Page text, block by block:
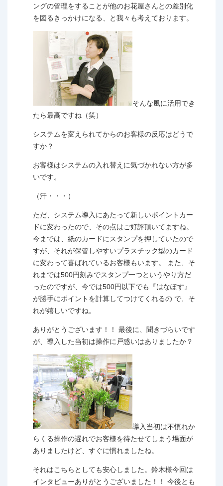
ングの管理をすることが他のお花屋さんとの差別化
を図るきっかけになる、と我々も考えております。
そんな風に活用でき
たら最高ですね（笑）
システムを変えられてからのお客様の反応はどうで
すか？
お客様はシステムの入れ替えに気づかれない方が多
いです。
（汗・・・）
ただ、システム導入にあたって新しいポイントカー
ドに変わったので、その点はご好評頂いてますね。
今までは、紙のカードにスタンプを押していたので
すが、それが保管しやすいプラスチック型のカード
に変わって喜ばれているお客様もいます。 また、そ
れまでは500円刻みでスタンプ一つというやり方だ
ったのですが、今では500円以下でも『はなぽす』
が勝手にポイントを計算してつけてくれるの で、そ
れが嬉しいですね。
ありがとうございます！！ 最後に、聞きづらいです
が、導入した当初は操作に戸惑いはありましたか？
導入当初は不慣れか
らくる操作の遅れでお客様を待たせてしまう場面が
ありましたけど、すぐに慣れましたね。
それはこちらとしても安心しました。鈴木様今回は
インタビューありがとうございました！！ 今後とも